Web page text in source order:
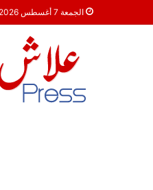
الجمعة 7 أغسطس 2026